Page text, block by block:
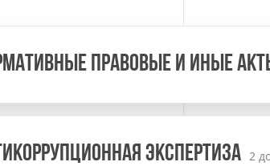
ПРАВОВЫЕ И ИНЫЕ
ЭКСПЕРТИЗА 2